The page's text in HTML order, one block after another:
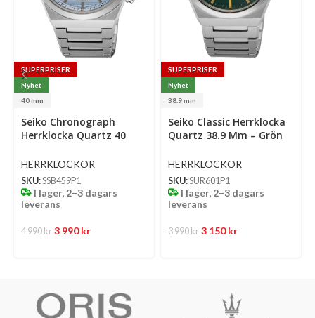
SUPERPRISER
Nyhet
40 mm
Select
options
Seiko Chronograph
Herrklocka Quartz 40
Urtavla Med Stållänk
HERRKLOCKOR
SKU:SSB459P1
I lager, 2–3 dagars
leverans
4 990kr 3 990kr
SUPERPRISER
Nyhet
38.9 mm
Select
options
Seiko Classic Herrklocka
Quartz 38.9 Mm – Grön
Stållänk
HERRKLOCKOR
SKU:SUR601P1
I lager, 2–3 dagars
leverans
3 990kr 3 150kr